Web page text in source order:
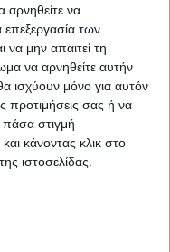
αρνηθείτε να
των
μην απαιτεί τη
να αρνηθείτε αυτήν
ισχύουν μόνο για αυτόν
προτιμήσεις σας ή να
στιγμή
κάνοντας κλικ στο
ιστοσελίδας.